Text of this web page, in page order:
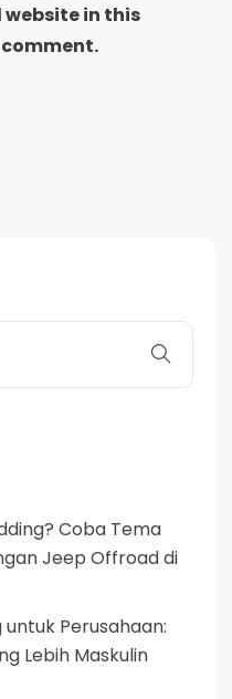
website in this
Coba Tema
Jeep Offroad di
Perusahaan:
Lebih Maskulin